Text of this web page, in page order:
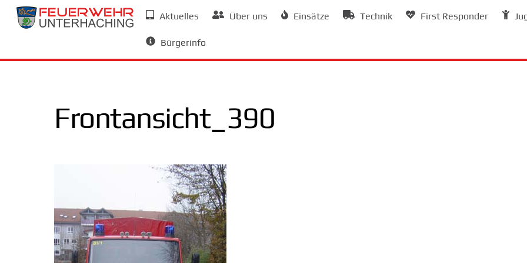
Skip
Aktuelles Über uns Einsätze Technik First Responder
Bürgerinfo
Frontansicht_390